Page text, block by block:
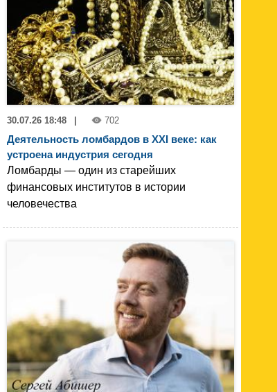
30.07.26 18:48 | 702
Деятельность ломбардов в XXI веке: как
устроена индустрия сегодня
Ломбарды — один из старейших
финансовых институтов в истории
человечества